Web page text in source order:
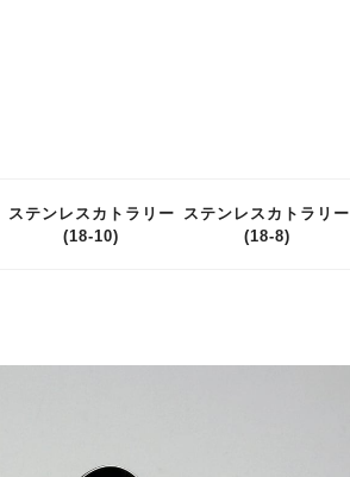
ステンレスカトラリー
(18-10)
ステンレスカトラリー
(18-8)